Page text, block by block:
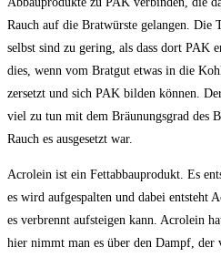
Rauch auf die Bratwürste gelangen. Die
selbst sind zu gering, als dass dort PAK
dies, wenn vom Bratgut etwas in die
zersetzt und sich PAK bilden können.
viel zu tun mit dem Bräunungsgrad des
Rauch es ausgesetzt war.
Acrolein ist ein Fettabbauprodukt. Es
es wird aufgespalten und dabei entsteht
es verbrennt aufsteigen kann. Acrolein
hier nimmt man es über den Dampf,